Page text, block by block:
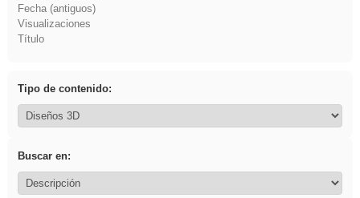
Fecha (antiguos)
Visualizaciones
Título
Tipo de contenido:
Buscar en: